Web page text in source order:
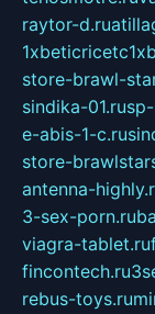
raytor-d.ru
store-brawl-
sindika-01.ru
e-abis-1-c.ru
store-
antenna-
3-sex-porn.ru
viagra-tablet.ru
fincontech.ru
rebus-toys.ru